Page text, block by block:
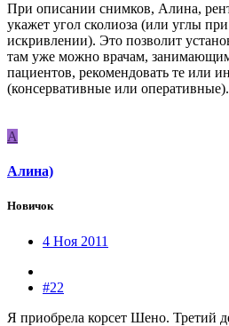
При описании снимков, Алина,
укажет угол сколиоза (или углы
искривлении). Это позволит
там уже можно врачам,
пациентов, рекомендовать те или
(консервативные или оперативные).
А
Алина)
Новичок
4 Ноя 2011
#22
Я приобрела корсет Шено. Третий